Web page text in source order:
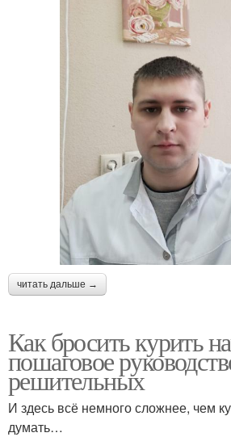
читать дальше →
Как бросить курить
пошаговое
решительных
И здесь всё немного сложнее, чем
думать…